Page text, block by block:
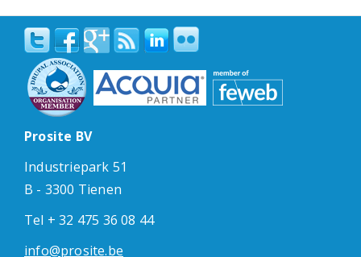
Prosite BV
Industriepark 51
B - 3300 Tienen
Tel + 32 475 36 08 44
info@prosite.be